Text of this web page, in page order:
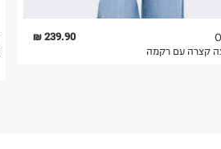
239.90 ₪
קצרה עם רקמה